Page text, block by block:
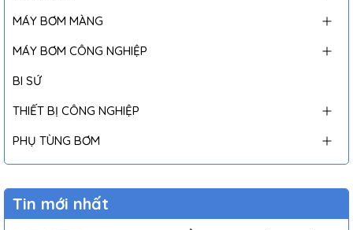
MÁY BƠM MÀNG
MÁY BƠM CÔNG NGHIỆP
BI SỨ
THIẾT BỊ CÔNG NGHIỆP
PHỤ TÙNG BƠM
Tin mới nhất